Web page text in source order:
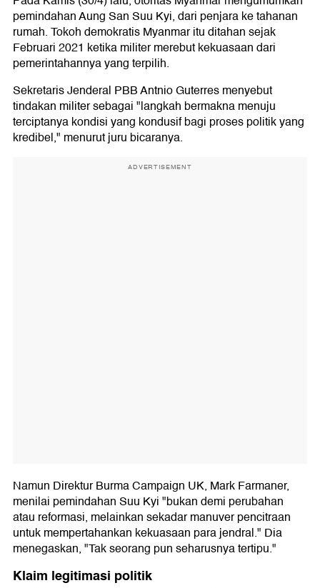
pemindahan Aung San Suu Kyi, dari penjara ke tahanan
rumah. Tokoh demokratis Myanmar itu ditahan sejak
Februari 2021 ketika militer merebut kekuasaan dari
pemerintahannya yang terpilih.
Sekretaris Jenderal PBB Antnio Guterres menyebut
tindakan militer sebagai "langkah bermakna menuju
terciptanya kondisi yang kondusif bagi proses politik yang
kredibel," menurut juru bicaranya.
ADVERTISEMENT
Namun Direktur Burma Campaign UK, Mark Farmaner,
menilai pemindahan Suu Kyi "bukan demi perubahan
atau reformasi, melainkan sekadar manuver pencitraan
untuk mempertahankan kekuasaan para jendral." Dia
menegaskan, "Tak seorang pun seharusnya tertipu."
Klaim legitimasi politik